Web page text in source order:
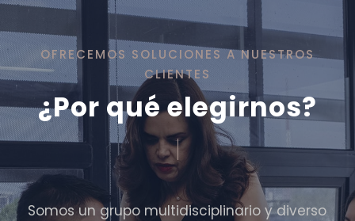
OFRECEMOS SOLUCIONES A NUESTROS
CLIENTES
¿Por qué elegirnos?
Somos un grupo multidisciplinario y diverso